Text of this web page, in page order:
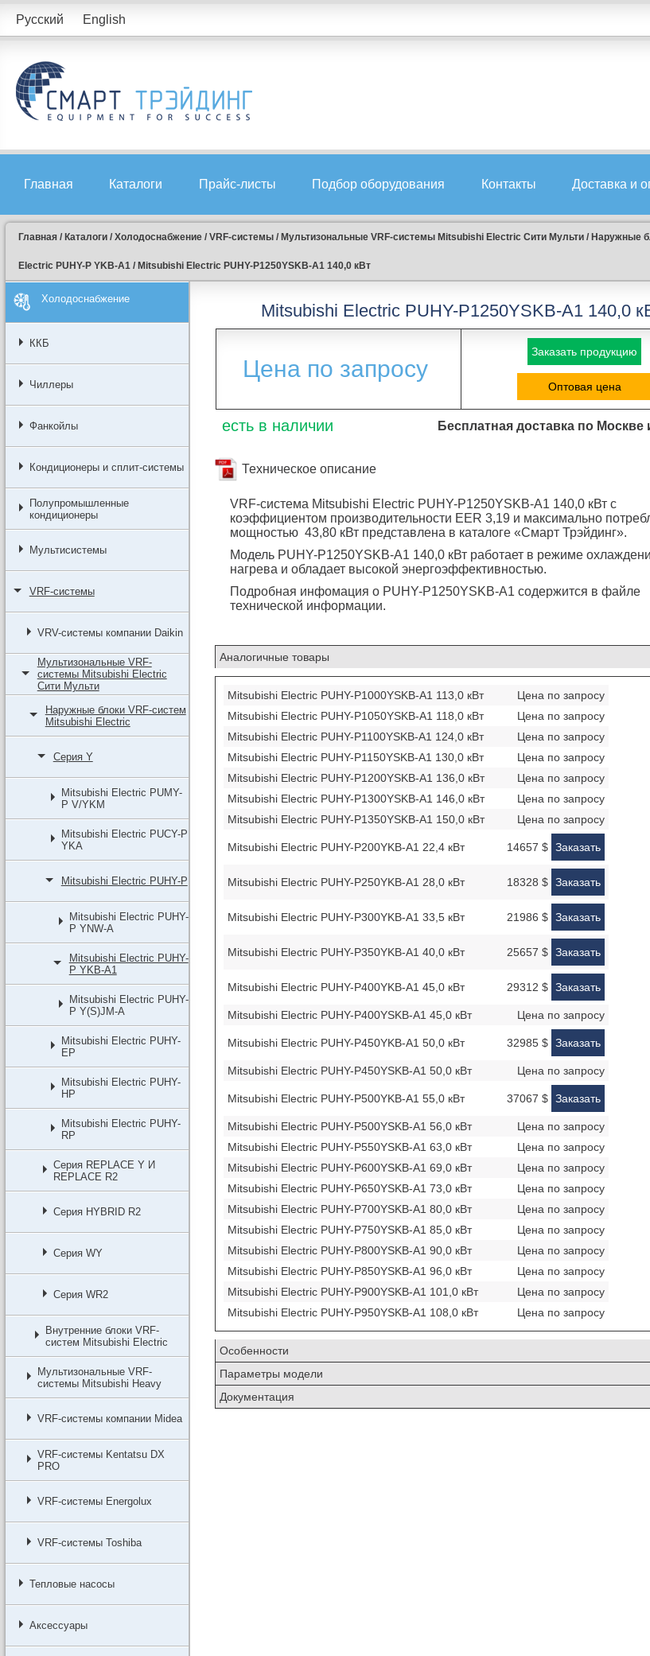
Русский English
Главная Каталоги Прайс-листы Подбор оборудования Контакты Доставка и
Главная / Каталоги / Холодоснабжение / VRF-системы / Мультизональные VRF-системы Mitsubishi Electric Сити Мульти / Наружные
Electric PUHY-P YKB-A1 / Mitsubishi Electric PUHY-P1250YSKB-A1 140,0 кВт
Холодоснабжение
ККБ
Чиллеры
Фанкойлы
Кондиционеры и сплит-системы
Полупромышленные
кондиционеры
Мультисистемы
VRF-системы
VRV-системы компании Daikin
Мультизональные VRF-
системы Mitsubishi Electric
Сити Мульти
Наружные блоки VRF-систем
Мitsubishi Еlectric
Серия Y
Mitsubishi Electric PUMY-
P V/YKM
Mitsubishi Electric PUCY-P
YKA
Mitsubishi Electric PUHY-P
Mitsubishi Electric PUHY-
P YNW-A
Mitsubishi Electric PUHY-
P YKB-A1
Mitsubishi Electric PUHY-
P Y(S)JM-A
Mitsubishi Electric PUHY-
EP
Mitsubishi Electric PUHY-
HP
Mitsubishi Electric PUHY-
RP
Серия REPLACE Y И
REPLACE R2
Серия HYBRID R2
Серия WY
Серия WR2
Внутренние блоки VRF-
систем Мitsubishi Еlectric
Мультизональные VRF-
системы Mitsubishi Heavy
VRF-системы компании Midea
VRF-системы Kentatsu DX
PRO
VRF-системы Energolux
VRF-системы Toshiba
Тепловые насосы
Аксессуары
Mitsubishi Electric PUHY-P1250YSKB-A1 140,0
Цена по запросу
Заказать продукцию
Оптовая цена
есть в наличии Бесплатная доставка по Москве
Техническое описание
VRF-система Mitsubishi Electric PUHY-P1250YSKB-A1 140,0 кВт с
коэффициентом производительности EER 3,19 и максимально
мощностью 43,80 кВт представлена в каталоге «Смарт Трэйдинг».
Модель PUHY-P1250YSKB-A1 140,0 кВт работает в режиме
нагрева и обладает высокой энергоэффективностью.
Подробная инфомация о PUHY-P1250YSKB-A1 содержится в файле
технической информации.
Аналогичные товары
Mitsubishi Electric PUHY-P1000YSKB-A1 113,0 кВт
Цена по запросу
Mitsubishi Electric PUHY-P1050YSKB-A1 118,0 кВт
Цена по запросу
Mitsubishi Electric PUHY-P1100YSKB-A1 124,0 кВт
Цена по запросу
Mitsubishi Electric PUHY-P1150YSKB-A1 130,0 кВт
Цена по запросу
Mitsubishi Electric PUHY-P1200YSKB-A1 136,0 кВт
Цена по запросу
Mitsubishi Electric PUHY-P1300YSKB-A1 146,0 кВт
Цена по запросу
Mitsubishi Electric PUHY-P1350YSKB-A1 150,0 кВт
Цена по запросу
Mitsubishi Electric PUHY-P200YKB-A1 22,4 кВт 14657 $ Заказать
Mitsubishi Electric PUHY-P250YKB-A1 28,0 кВт 18328 $ Заказать
Mitsubishi Electric PUHY-P300YKB-A1 33,5 кВт 21986 $ Заказать
Mitsubishi Electric PUHY-P350YKB-A1 40,0 кВт 25657 $ Заказать
Mitsubishi Electric PUHY-P400YKB-A1 45,0 кВт 29312 $ Заказать
Mitsubishi Electric PUHY-P400YSKB-A1 45,0 кВт Цена по запросу
Mitsubishi Electric PUHY-P450YKB-A1 50,0 кВт 32985 $ Заказать
Mitsubishi Electric PUHY-P450YSKB-A1 50,0 кВт Цена по запросу
Mitsubishi Electric PUHY-P500YKB-A1 55,0 кВт 37067 $ Заказать
Mitsubishi Electric PUHY-P500YSKB-A1 56,0 кВт
Цена по запросу
Mitsubishi Electric PUHY-P550YSKB-A1 63,0 кВт
Цена по запросу
Mitsubishi Electric PUHY-P600YSKB-A1 69,0 кВт
Цена по запросу
Mitsubishi Electric PUHY-P650YSKB-A1 73,0 кВт
Цена по запросу
Mitsubishi Electric PUHY-P700YSKB-A1 80,0 кВт
Цена по запросу
Mitsubishi Electric PUHY-P750YSKB-A1 85,0 кВт
Цена по запросу
Mitsubishi Electric PUHY-P800YSKB-A1 90,0 кВт
Цена по запросу
Mitsubishi Electric PUHY-P850YSKB-A1 96,0 кВт
Цена по запросу
Mitsubishi Electric PUHY-P900YSKB-A1 101,0 кВт
Цена по запросу
Mitsubishi Electric PUHY-P950YSKB-A1 108,0 кВт
Цена по запросу
Особенности
Параметры модели
Документация